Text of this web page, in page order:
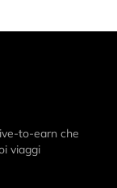
to-earn che
viaggi